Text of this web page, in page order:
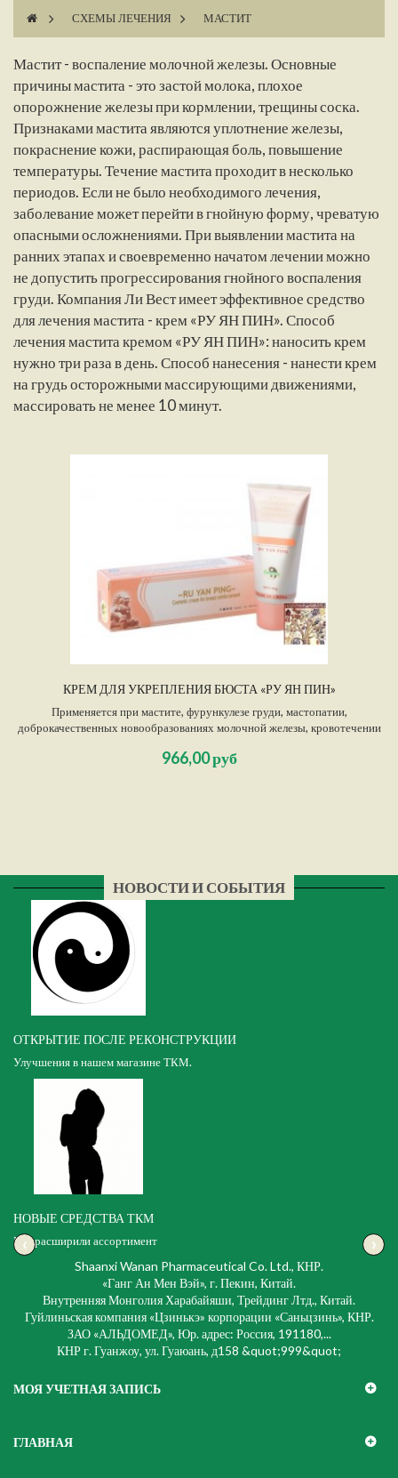
> СХЕМЫ ЛЕЧЕНИЯ > МАСТИТ
Мастит - воспаление молочной железы. Основные
причины мастита - это застой молока, плохое
опорожнение железы при кормлении, трещины соска.
Признаками мастита являются уплотнение железы,
покраснение кожи, распирающая боль, повышение
температуры. Течение мастита проходит в несколько
периодов. Если не было необходимого лечения,
заболевание может перейти в гнойную форму, чреватую
опасными осложнениями. При выявлении мастита на
ранних этапах и своевременно начатом лечении можно
не допустить прогрессирования гнойного воспаления
груди. Компания Ли Вест имеет эффективное средство
для лечения мастита - крем «РУ ЯН ПИН». Способ
лечения мастита кремом «РУ ЯН ПИН»: наносить крем
нужно три раза в день. Способ нанесения - нанести крем
на грудь осторожными массирующими движениями,
массировать не менее 10 минут.
КРЕМ ДЛЯ УКРЕПЛЕНИЯ БЮСТА «РУ ЯН ПИН»
Применяется при мастите, фурункулезе груди, мастопатии,
доброкачественных новообразованиях молочной железы, кровотечении
966,00 руб
НОВОСТИ И СОБЫТИЯ
ОТКРЫТИЕ ПОСЛЕ РЕКОНСТРУКЦИИ
Улучшения в нашем магазине ТКМ.
НОВЫЕ СРЕДСТВА ТКМ
Мы расширили ассортимент
‹ ›
Shaanxi Wanan Pharmaceutical Co. Ltd., КНР.
«Ганг Ан Мен Вэй», г. Пекин, Китай.
Внутренняя Монголия Харабайяши, Трейдинг Лтд., Китай.
Гуйлиньская компания «Цзинькэ» корпорации «Саньцзинь», КНР.
ЗАО «АЛЬДОМЕД», Юр. адрес: Россия, 191180,...
КНР г. Гуанжоу, ул. Гуаюань, д158 &quot;999&quot;
МОЯ УЧЕТНАЯ ЗАПИСЬ
ГЛАВНАЯ